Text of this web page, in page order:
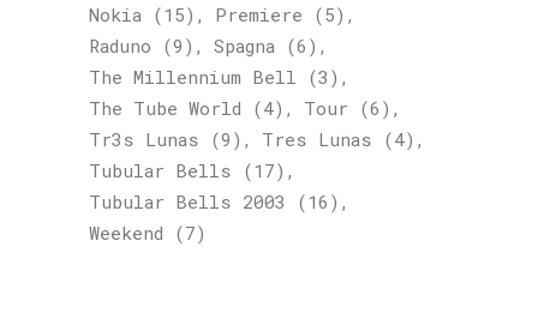
Nokia (15) Premiere (5)
Raduno (9) Spagna (6)
The Millennium Bell (3)
The Tube World (4) Tour (6)
Tr3s Lunas (9) Tres Lunas (4)
Tubular Bells (17)
Tubular Bells 2003 (16)
Weekend (7)